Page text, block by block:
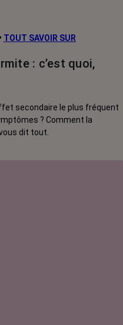
• TOUT SAVOIR SUR
: c’est quoi,
secondaire le plus fréquent
? Comment la
dit tout.